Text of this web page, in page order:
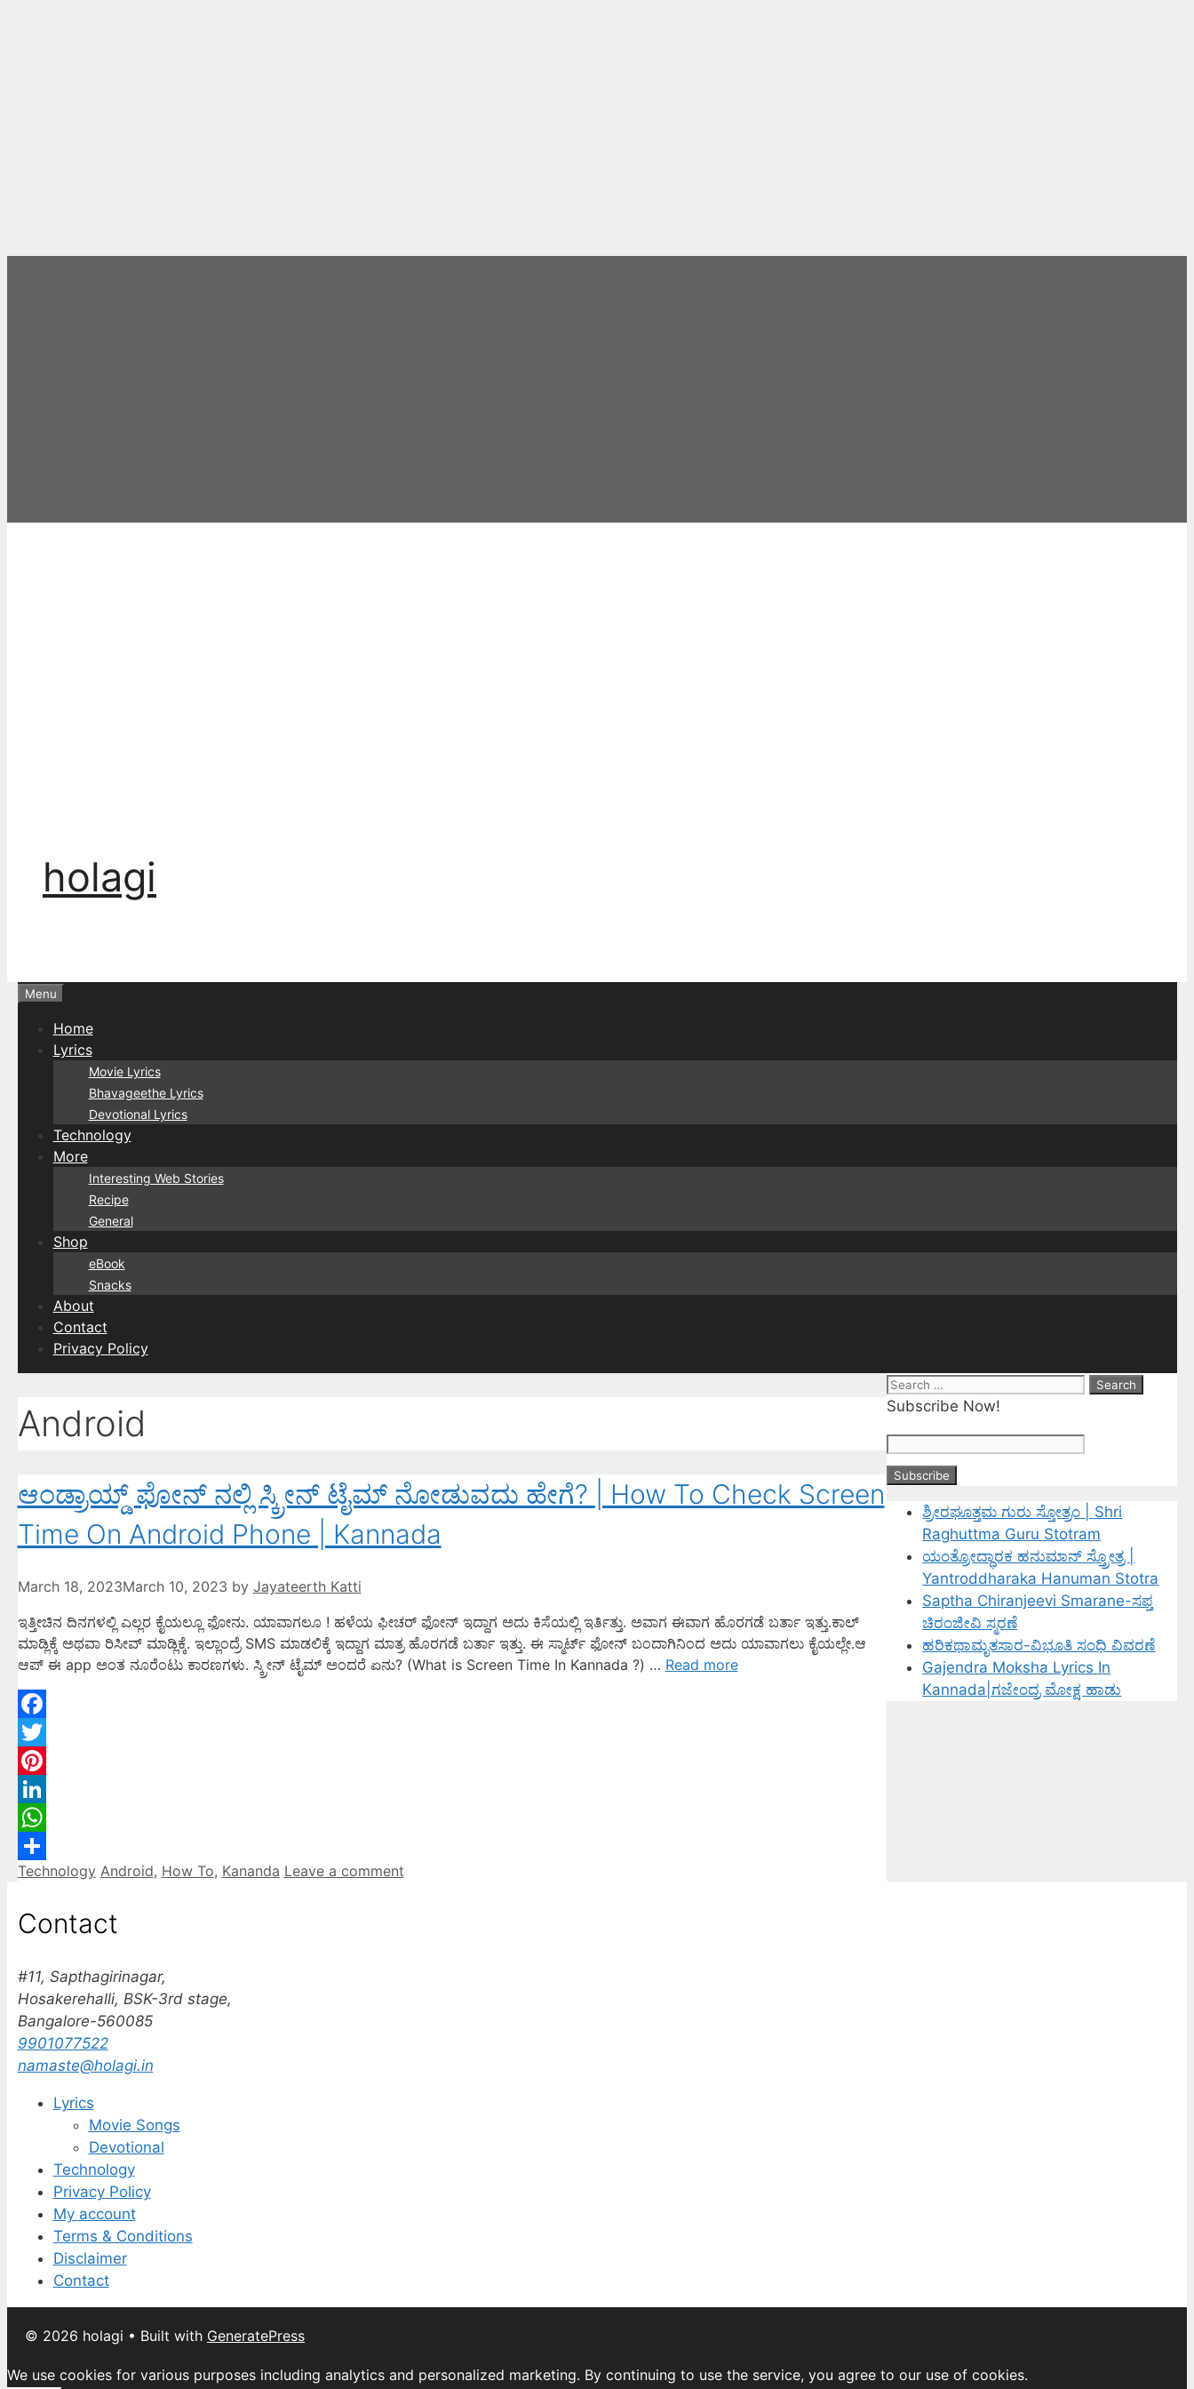
holagi
Menu
Home
Lyrics
Movie Lyrics
Bhavageethe Lyrics
Devotional Lyrics
Technology
More
Interesting Web Stories
Recipe
General
Shop
eBook
Snacks
About
Contact
Privacy Policy
Android
ಆಂಡ್ರಾಯ್ಡ್ ಫೋನ್ ನಲ್ಲಿ ಸ್ಕ್ರೀನ್ ಟೈಮ್ ನೋಡುವದು ಹೇಗೆ? | How To Check Screen
Time On Android Phone | Kannada
March 18, 2023March 10, 2023 by Jayateerth Katti
ಇತ್ತೀಚಿನ ದಿನಗಳಲ್ಲಿ ಎಲ್ಲರ ಕೈಯಲ್ಲೂ ಫೋನು. ಯಾವಾಗಲೂ ! ಹಳೆಯ ಫೀಚರ್ ಫೋನ್ ಇದ್ದಾಗ ಅದು ಕಿಸೆಯಲ್ಲಿ ಇರ್ತಿತ್ತು. ಅವಾಗ ಈವಾಗ ಹೊರಗಡೆ ಬರ್ತಾ ಇತ್ತು.ಕಾಲ್
ಮಾಡ್ಲಿಕ್ಕೆ ಅಥವಾ ರಿಸೀವ್ ಮಾಡ್ಲಿಕ್ಕೆ. ಇಲ್ಲಾಂದ್ರೆ SMS ಮಾಡಲಿಕ್ಕೆ ಇದ್ದಾಗ ಮಾತ್ರ ಹೊರಗಡೆ ಬರ್ತಾ ಇತ್ತು. ಈ ಸ್ಮಾರ್ಟ್ ಫೋನ್ ಬಂದಾಗಿನಿಂದ ಅದು ಯಾವಾಗಲು ಕೈಯಲ್ಲೇ.ಆ
ಆಪ್ ಈ app ಅಂತ ನೂರೆಂಟು ಕಾರಣಗಳು. ಸ್ಕ್ರೀನ್ ಟೈಮ್ ಅಂದರೆ ಏನು? (What is Screen Time In Kannada ?) … Read more
Facebook
Twitter
Pinterest
LinkedIn
WhatsApp
Share
Technology Android, How To, Kananda Leave a comment
Subscribe Now!
ಶ್ರೀರಘೂತ್ತಮ ಗುರು ಸ್ತೋತ್ರಂ | Shri
Raghuttma Guru Stotram
ಯಂತ್ರೋದ್ಧಾರಕ ಹನುಮಾನ್ ಸ್ತ್ರೋತ್ರ |
Yantroddharaka Hanuman Stotra
Saptha Chiranjeevi Smarane-ಸಪ್ತ
ಚಿರಂಜೀವಿ ಸ್ಮರಣೆ
ಹರಿಕಥಾಮೃತಸಾರ-ವಿಭೂತಿ ಸಂಧಿ ವಿವರಣೆ
Gajendra Moksha Lyrics In
Kannada|ಗಜೇಂದ್ರ ಮೋಕ್ಷ ಹಾಡು
Contact
#11, Sapthagirinagar,
Hosakerehalli, BSK-3rd stage,
Bangalore-560085
9901077522
namaste@holagi.in
Lyrics
Movie Songs
Devotional
Technology
Privacy Policy
My account
Terms & Conditions
Disclaimer
Contact
© 2026 holagi • Built with GeneratePress
We use cookies for various purposes including analytics and personalized marketing. By continuing to use the service, you agree to our use of cookies.